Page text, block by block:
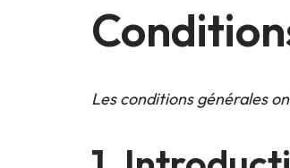
Les conditions générales